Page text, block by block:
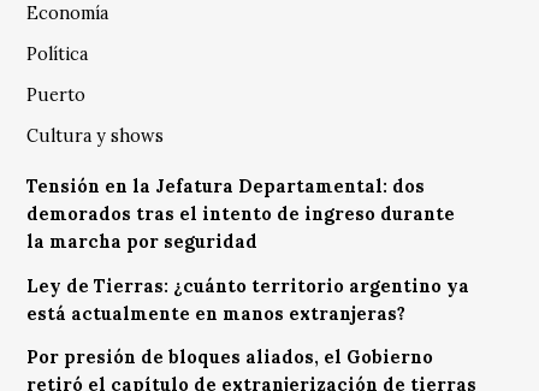
Economía
Política
Puerto
Cultura y shows
Tensión en la Jefatura Departamental: dos
demorados tras el intento de ingreso durante
la marcha por seguridad
Ley de Tierras: ¿cuánto territorio argentino ya
está actualmente en manos extranjeras?
Por presión de bloques aliados, el Gobierno
retiró el capítulo de extranjerización de tierras